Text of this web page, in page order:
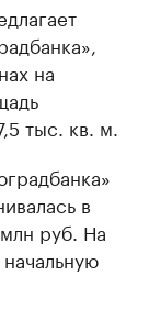
на
тыс. кв. м.
в
руб. На